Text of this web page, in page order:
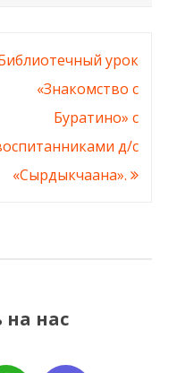
урок
«Знакомство с
Буратино» с
д/с
«Сырдыкчаана».
нас